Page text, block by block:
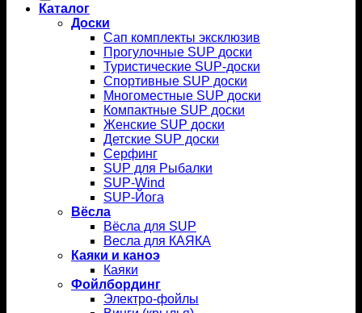
Каталог
Доски
Сап комплекты эксклюзив
Прогулочные SUP доски
Туристические SUP-доски
Спортивные SUP доски
Многоместные SUP доски
Компактные SUP доски
Женские SUP доски
Детские SUP доски
Серфинг
SUP для Рыбалки
SUP-Wind
SUP-Йога
Вёсла
Вёсла для SUP
Весла для КАЯКА
Каяки и каноэ
Каяки
Фойлбординг
Электро-фойлы